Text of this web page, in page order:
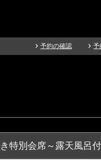
予約の確認 予
特別会席～露天風呂